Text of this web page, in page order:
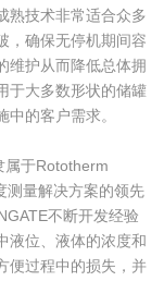
熟技术非常适合众多
，确保无停机期间容
维护从而降低总体拥
于大多数形状的储罐
的客户需求。
属于Rototherm
测量解决方案的领先
不断开发经验
液位、液体的浓度和
便过程中的损失，并